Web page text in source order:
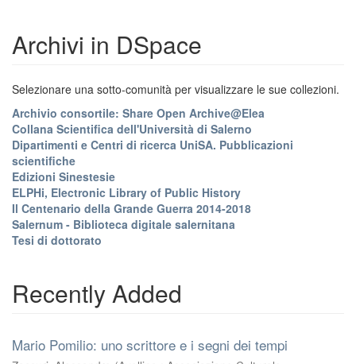
Archivi in DSpace
Selezionare una sotto-comunità per visualizzare le sue collezioni.
Archivio consortile: Share Open Archive@Elea
Collana Scientifica dell'Università di Salerno
Dipartimenti e Centri di ricerca UniSA. Pubblicazioni
scientifiche
Edizioni Sinestesie
ELPHi, Electronic Library of Public History
Il Centenario della Grande Guerra 2014-2018
Salernum - Biblioteca digitale salernitana
Tesi di dottorato
Recently Added
Mario Pomilio: uno scrittore e i segni dei tempi